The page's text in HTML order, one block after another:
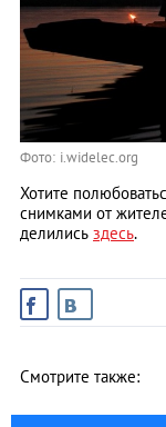
Фото: i.widelec.org
Хотите
снимками от
делились здесь.
Смотрите также: